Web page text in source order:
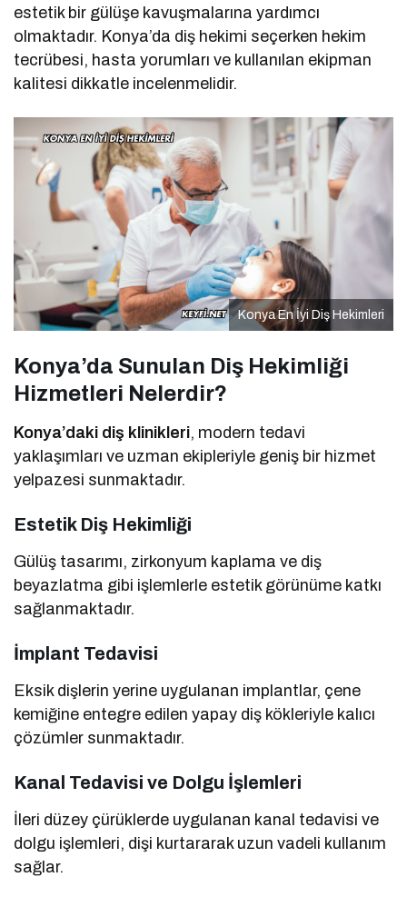
estetik bir gülüşe kavuşmalarına yardımcı
olmaktadır. Konya’da diş hekimi seçerken hekim
tecrübesi, hasta yorumları ve kullanılan ekipman
kalitesi dikkatle incelenmelidir.
Konya En İyi Diş Hekimleri
Konya’da Sunulan Diş Hekimliği
Hizmetleri Nelerdir?
Konya’daki diş klinikleri, modern tedavi
yaklaşımları ve uzman ekipleriyle geniş bir hizmet
yelpazesi sunmaktadır.
Estetik Diş Hekimliği
Gülüş tasarımı, zirkonyum kaplama ve diş
beyazlatma gibi işlemlerle estetik görünüme katkı
sağlanmaktadır.
İmplant Tedavisi
Eksik dişlerin yerine uygulanan implantlar, çene
kemiğine entegre edilen yapay diş kökleriyle kalıcı
çözümler sunmaktadır.
Kanal Tedavisi ve Dolgu İşlemleri
İleri düzey çürüklerde uygulanan kanal tedavisi ve
dolgu işlemleri, dişi kurtararak uzun vadeli kullanım
sağlar.